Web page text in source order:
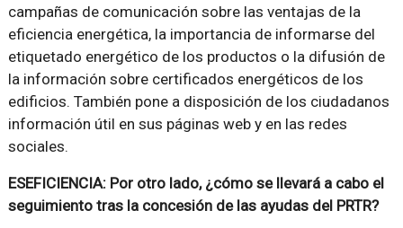
campañas de comunicación sobre las ventajas de la
eficiencia energética, la importancia de informarse del
etiquetado energético de los productos o la difusión de
la información sobre certificados energéticos de los
edificios. También pone a disposición de los ciudadanos
información útil en sus páginas web y en las redes
sociales.
ESEFICIENCIA: Por otro lado, ¿cómo se llevará a cabo el
seguimiento tras la concesión de las ayudas del PRTR?